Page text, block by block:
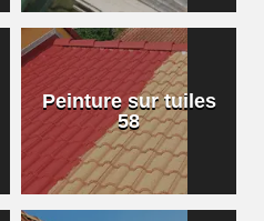
Peinture sur tuiles
58